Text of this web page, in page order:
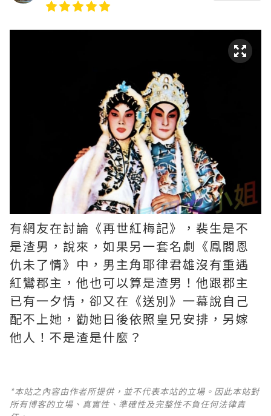
有網友在討論《再世紅梅記》，裴生是不
是渣男，說來，如果另一套名劇《鳯閣恩
仇未了情》中，男主角耶律君雄沒有重遇
紅鸞郡主，他也可以算是渣男！他跟郡主
已有一夕情，卻又在《送別》一幕說自己
配不上她，勸她日後依照皇兄安排，另嫁
他人！不是渣是什麼？ ​​​
*本站之內容由作者所提供，並不代表本站的立場。因此本站對
所有博客的立場、真實性、準確性及完整性不負任何法律責